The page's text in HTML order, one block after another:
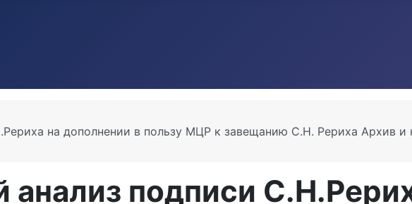
на дополнении в пользу МЦР к завещанию С.Н. Рериха Архив и
анализ подписи